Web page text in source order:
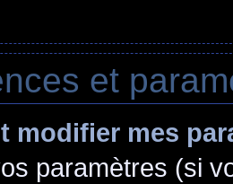
et
modifier mes
paramètres (si